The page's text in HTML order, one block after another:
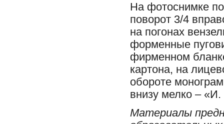
На фотоснимке
поворот 3/4
на погонах
форменные
фирменном
картона, на
обороте
внизу мелко –
Материалы